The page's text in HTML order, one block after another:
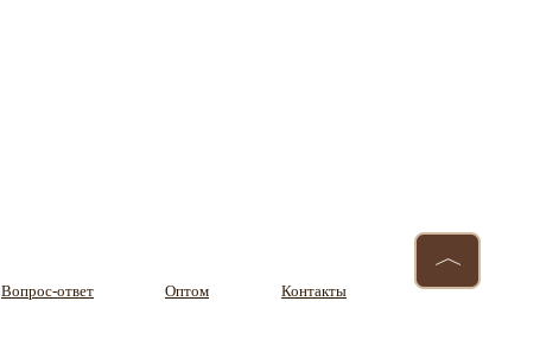
〈
Вопрос-ответ Оптом Контакты